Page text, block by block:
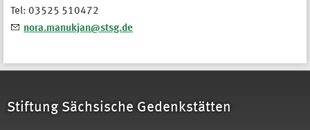
Tel: 03525 510472
nora.manukjan@stsg.de
Stiftung Sächsische Gedenkstätten